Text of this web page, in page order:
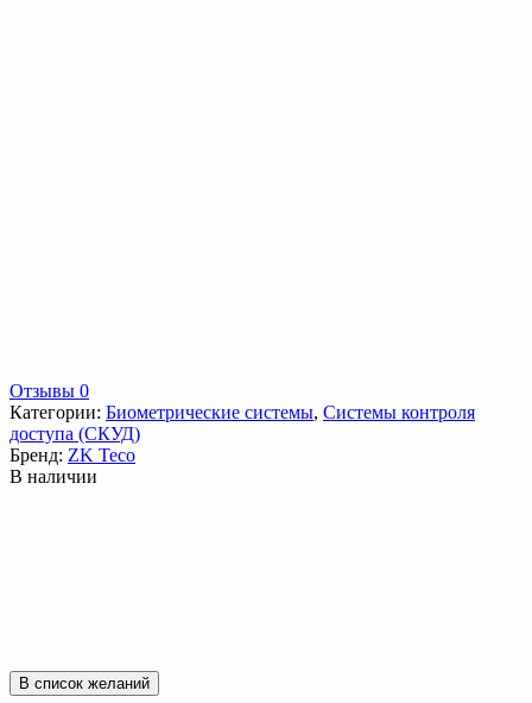
Отзывы 0
Категории: Биометрические системы, Системы контроля
доступа (СКУД)
Бренд: ZK Teco
В наличии
В список желаний